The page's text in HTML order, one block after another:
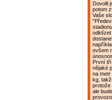
Dovolil
potom
Vaše
ovšem
První tři
nějaké
na metr
kg,
protože
ale